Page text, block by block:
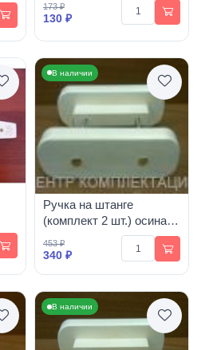
173 ₽
130 ₽
В наличии
Ручка на штанге
(комплект 2 шт.) осина
453 ₽
340 ₽
В наличии